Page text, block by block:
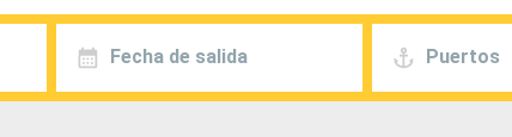
Fecha de salida Puertos